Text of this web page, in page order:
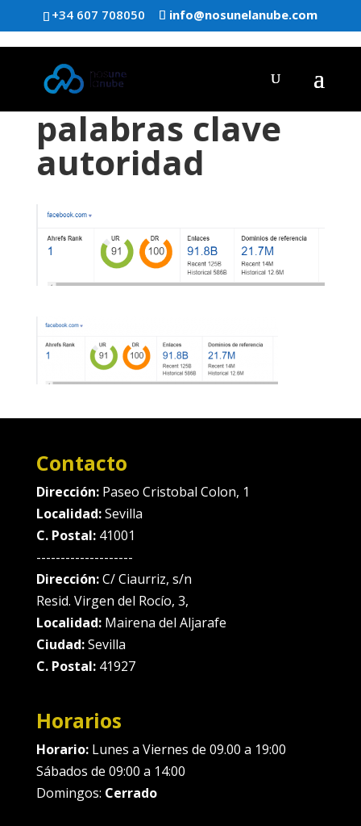
+34 607 708050 info@nosunelanube.com
palabras clave
autoridad
Contacto
Dirección: Paseo Cristobal Colon, 1
Localidad:Sevilla
C. Postal:41001
--------------------
Dirección:C/ Ciaurriz, s/n
Resid. Virgen del Rocío, 3,
Localidad:Mairena del Aljarafe
Ciudad:Sevilla
C. Postal:41927
Horarios
Horario:Lunes a Viernes de 09.00 a 19:00
Sábados de 09:00 a 14:00
Domingos: Cerrado